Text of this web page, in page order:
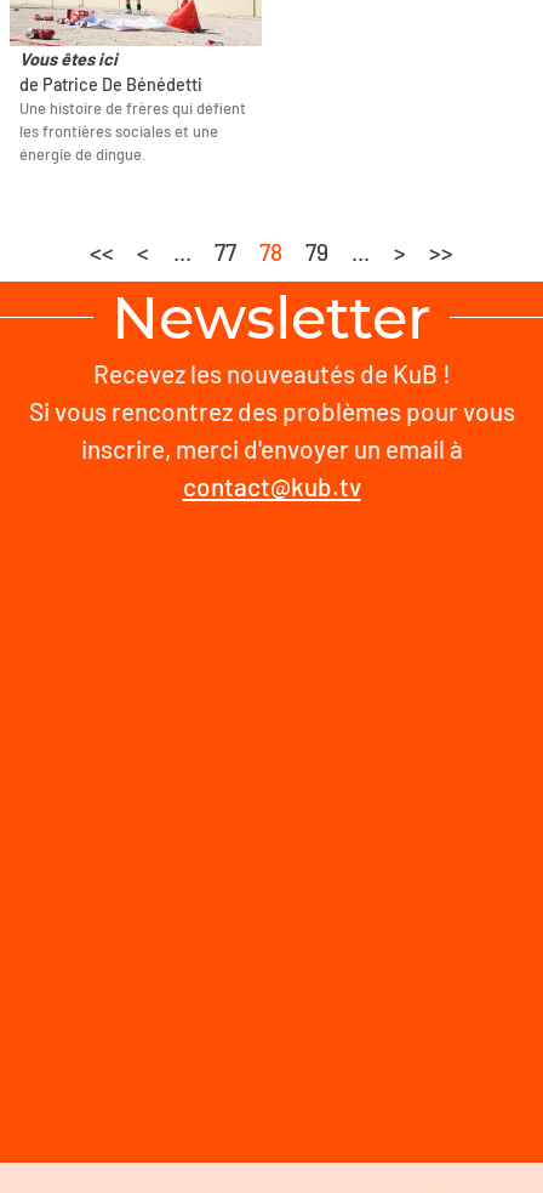
Vous êtes ici
de Patrice De Bénédetti
Une histoire de frères qui défient
les frontières sociales et une
énergie de dingue.
<< < ... 77 78 79 ... > >>
Newsletter
Recevez les nouveautés de KuB !
Si vous rencontrez des problèmes pour vous
inscrire, merci d'envoyer un email à
contact@kub.tv